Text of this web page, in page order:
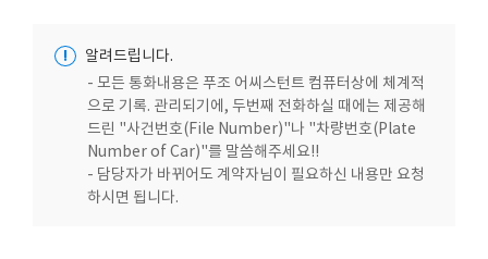
!
알려드립니다.
- 모든 통화내용은 푸조 어씨스턴트 컴퓨터상에 체계적
으로 기록. 관리되기에, 두번째 전화하실 때에는 제공해
드린 "사건번호(File Number)"나 "차량번호(Plate
Number of Car)"를 말씀해주세요!!
- 담당자가 바뀌어도 계약자님이 필요하신 내용만 요청
하시면 됩니다.